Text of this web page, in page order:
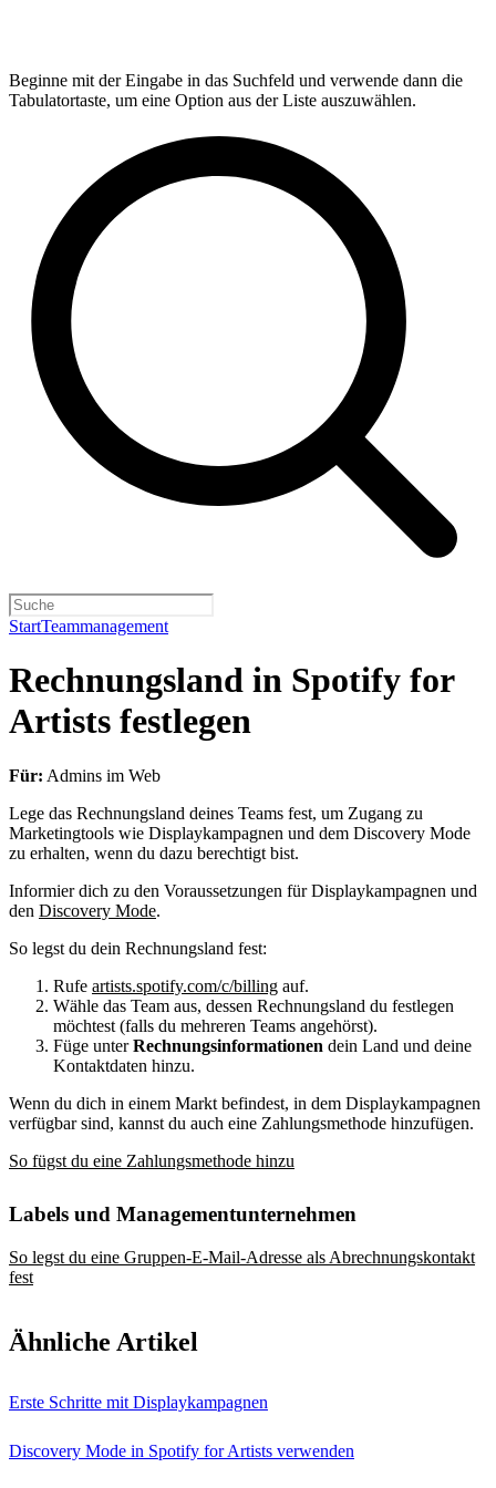
Beginne mit der Eingabe in das Suchfeld und verwende dann die
Tabulatortaste, um eine Option aus der Liste auszuwählen.
StartTeammanagement
Rechnungsland in Spotify for
Artists festlegen
Für: Admins im Web
Lege das Rechnungsland deines Teams fest, um Zugang zu
Marketingtools wie Displaykampagnen und dem Discovery Mode
zu erhalten, wenn du dazu berechtigt bist.
Informier dich zu den Voraussetzungen für Displaykampagnen und
den Discovery Mode.
So legst du dein Rechnungsland fest:
Rufe artists.spotify.com/c/billing auf.
Wähle das Team aus, dessen Rechnungsland du festlegen
möchtest (falls du mehreren Teams angehörst).
Füge unterRechnungsinformationen dein Land und deine
Kontaktdaten hinzu.
Wenn du dich in einem Markt befindest, in dem Displaykampagnen
verfügbar sind, kannst du auch eine Zahlungsmethode hinzufügen.
So fügst du eine Zahlungsmethode hinzu
Labels und Managementunternehmen
So legst du eine Gruppen-E-Mail-Adresse als Abrechnungskontakt
fest
Ähnliche Artikel
Erste Schritte mit Displaykampagnen
Discovery Mode in Spotify for Artists verwenden